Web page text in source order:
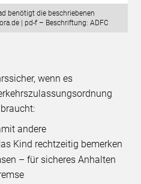
benötigt die beschriebenen
| pd-f – Beschriftung: ADFC
wenn es
andere
Kind rechtzeitig bemerken
– für sicheres Anhalten